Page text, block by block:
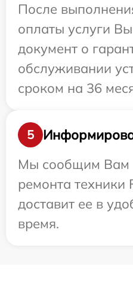
После
оплаты услуги
документ о
обслуживании
сроком на 36
5
Мы сообщим Вам
ремонта техники
доставит ее в
время.